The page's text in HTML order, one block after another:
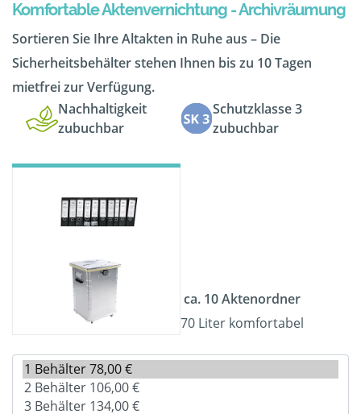
Komfortable Aktenvernichtung - Archivräumung
Sortieren Sie Ihre Altakten in Ruhe aus – Die
Sicherheitsbehälter stehen Ihnen bis zu 10 Tagen
mietfrei zur Verfügung.
Nachhaltigkeit
zubuchbar
Schutzklasse 3
zubuchbar
ca. 10 Aktenordner
70 Liter komfortabel